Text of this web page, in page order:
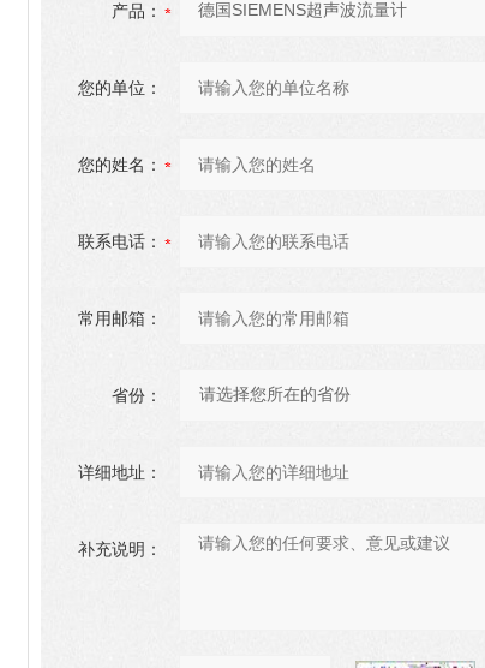
产品：
您的单位：
您的姓名：
联系电话：
常用邮箱：
省份：
详细地址：
补充说明：